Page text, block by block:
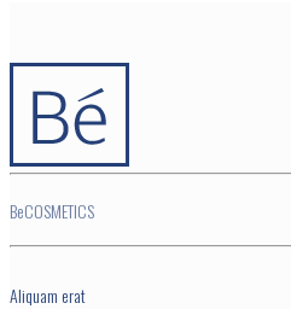
BeCOSMETICS
Aliquam erat